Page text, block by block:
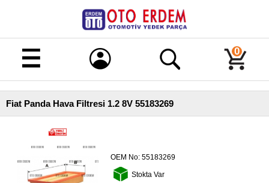
Merhaba!
Giriş
Kayıt
Ana
Sayfa
Kampanyalı
0
Fiat Panda Hava Filtresi 1.2 8V 55183269
OEM No:55183269
Stokta Var